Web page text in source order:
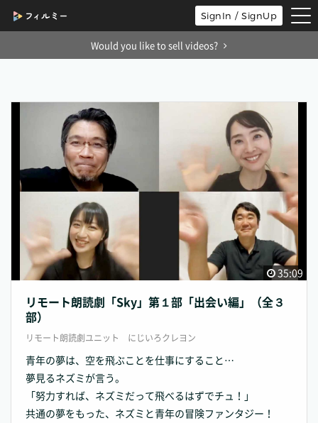
SignIn / SignUp
Would you like to sell videos?
35:09
リモート朗読劇「Sky」第１部「出会い編」（全３
部）
リモート朗読劇ユニット にじいろクレヨン
青年の夢は、空を飛ぶことを仕事にすること…
夢見るネズミが言う。
「努力すれば、ネズミだって飛べるはずでチュ！」
共通の夢をもった、ネズミと青年の冒険ファンタジー！